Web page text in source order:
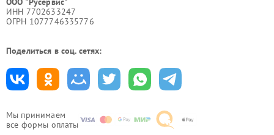
Мы принимаем
все формы оплаты
ИНН 7702633247
ОГРН 1077746335776
Поделиться в соц. сетях: